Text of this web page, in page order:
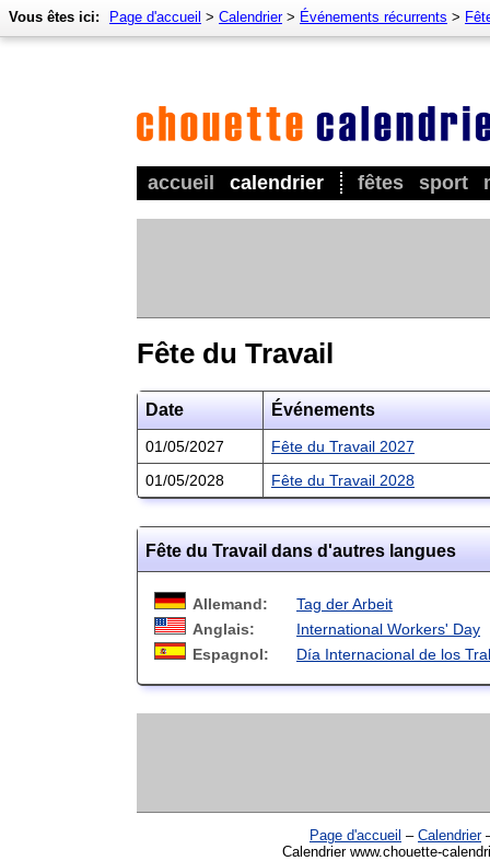
accueil calendrier fêtes sport
Vous êtes ici: Page d'accueil > Calendrier> Événements récurrents >
Fête du Travail
Date Événements
01/05/2027
Fête du Travail 2027
01/05/2028
Fête du Travail 2028
Fête du Travail dans d'autres langues
Allemand:
Tag der Arbeit
Anglais:
International Workers' Day
Espagnol:
Día Internacional de los
Page d'accueil – Calendrier
Calendrier www.chouette-